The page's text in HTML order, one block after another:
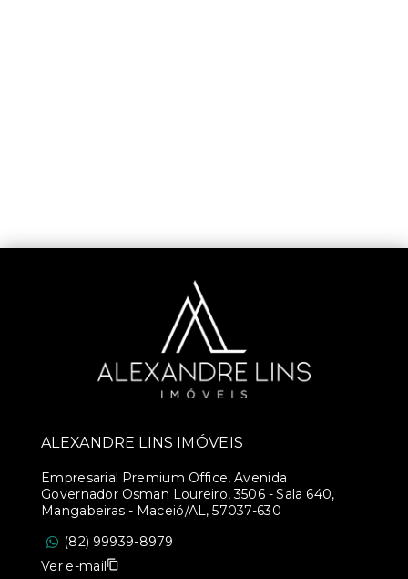
ALEXANDRE LINS IMÓVEIS
Empresarial Premium Office, Avenida
Governador Osman Loureiro, 3506 - Sala 640,
Mangabeiras - Maceió/AL, 57037-630
(82) 99939-8979
Ver e-mail